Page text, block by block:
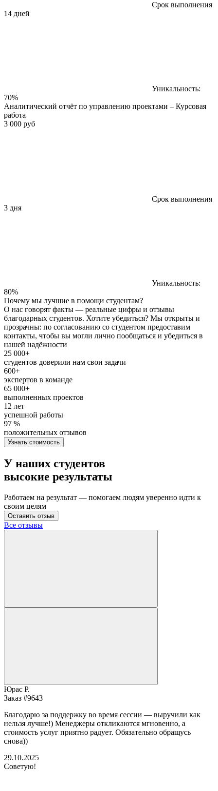
Срок выполнения
14 дней
Уникальность:
70%
Аналитический отчёт по управлению проектами – Курсовая
работа
3 000 руб
Срок выполнения
3 дня
Уникальность:
80%
Почему мы лучшие в помощи студентам?
О нас говорят факты — реальные цифры и отзывы
благодарных студентов. Хотите убедиться? Мы открыты и
прозрачны: по согласованию со студентом предоставим
контакты, чтобы вы могли лично пообщаться и убедиться в
нашей надёжности
25 000+
студентов доверили нам свои задачи
600+
экспертов в команде
65 000+
выполненных проектов
12 лет
успешной работы
97 %
положительных отзывов
Узнать стоимость
У наших студентов
высокие результаты
Работаем на результат — помогаем людям уверенно идти к
своим целям
Оставить отзыв
Все отзывы
Юрас Р.
Заказ #9643
Благодарю за поддержку во время сессии — выручили как
нельзя лучше!) Менеджеры откликаются мгновенно, а
стоимость услуг приятно радует. Обязательно обращусь
снова))
29.10.2025
Советую!